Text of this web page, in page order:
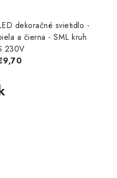
dekoračné svietidlo -
a čierna - SML kruh
230V